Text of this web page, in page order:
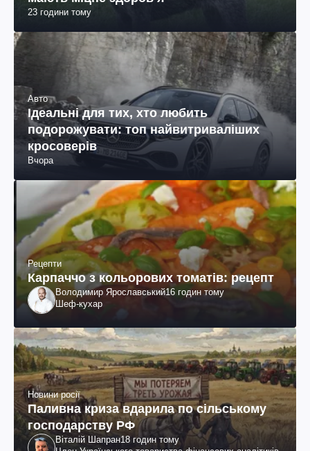
23 години тому
Авто
Ідеальні для тих, хто любить
подорожувати: топ найвитриваліших
кросоверів
Вчора
Рецепти
Карпаччо з кольорових томатів: рецепт
Володимир Ярославський16 годин тому
Шеф-кухар
Новини росії
Паливна криза вдарила по сільському
господарству РФ
Віталій Шапран18 годин тому